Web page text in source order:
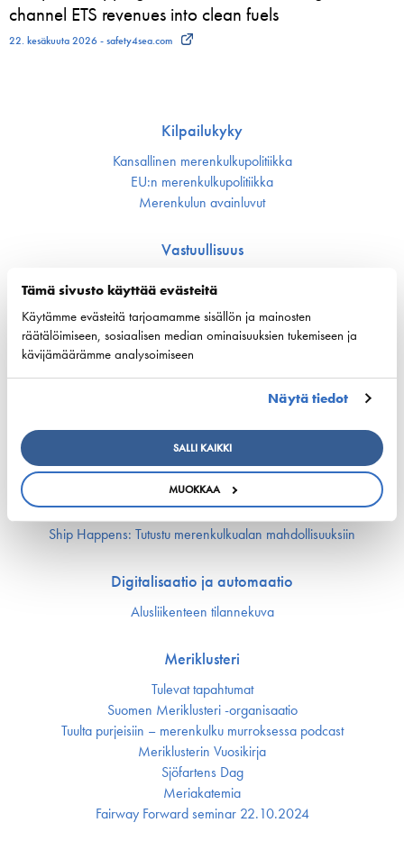
Tämä sivusto käyttää evästeitä
Käytämme evästeitä tarjoamamme sisällön ja mainosten
räätälöimiseen, sosiaalisen median ominaisuuksien tukemiseen ja
kävijämäärämme analysoimiseen
Näytä tiedot
SALLI KAIKKI
MUOKKAA
channel ETS revenues into clean fuels
22. kesäkuuta 2026 - safety4sea.com
Kilpailukyky
Kansallinen merenkulku­politiikka
EU:n merenkulku­politiikka
Merenkulun avainluvut
Vastuullisuus
Ympäristö ja ilmasto
Varustamot panostavat uuteen teknologiaan ja
ympäristöystävällisiin ratkaisuihin uusissa aluksissa
Turvallisuus
Työmarkkinat ja osaaminen
Työmarkkina-asiat
Miehitys ja pätevyys­asiat
Koulutus ja osaaminen
Suomen Varustamoiden Yrityskylä
Merenkulun HarjoitteluMylly
Ship Happens: Tutustu merenkulkualan mahdollisuuksiin
Digitalisaatio ja automaatio
Alusliikenteen tilannekuva
Meriklusteri
Tulevat tapahtumat
Suomen Meriklusteri -organisaatio
Tuulta purjeisiin – merenkulku murroksessa podcast
Meriklusterin Vuosikirja
Sjöfartens Dag
Meriakatemia
Fairway Forward seminar 22.10.2024